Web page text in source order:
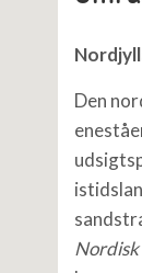
Den
Nordisk